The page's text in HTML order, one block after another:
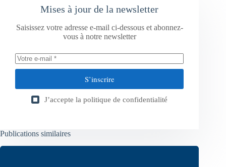
Mises à jour de la newsletter
Saisissez votre adresse e-mail ci-dessous et abonnez-
vous à notre newsletter
S’inscrire
J’accepte la politique de confidentialité
Publications similaires